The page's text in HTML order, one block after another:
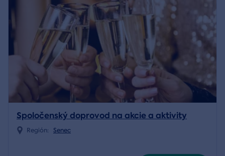
Spoločenský doprovod na akcie a aktivity
Región: Senec